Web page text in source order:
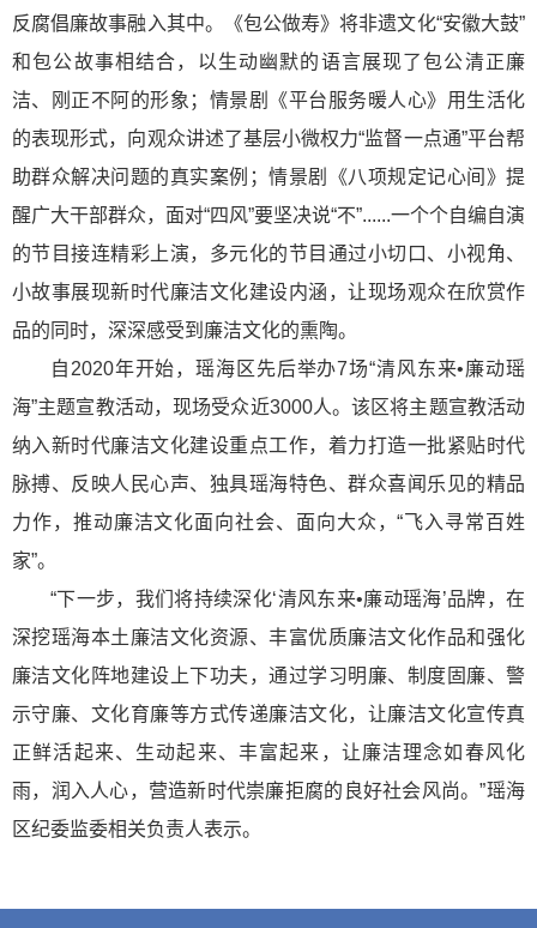
反腐倡廉故事融入其中。《包公做寿》将非遗文化“安徽大鼓”
和包公故事相结合，以生动幽默的语言展现了包公清正廉
洁、刚正不阿的形象；情景剧《平台服务暖人心》用生活化
的表现形式，向观众讲述了基层小微权力“监督一点通”平台帮
助群众解决问题的真实案例；情景剧《八项规定记心间》提
醒广大干部群众，面对“四风”要坚决说“不”......一个个自编自演
的节目接连精彩上演，多元化的节目通过小切口、小视角、
小故事展现新时代廉洁文化建设内涵，让现场观众在欣赏作
品的同时，深深感受到廉洁文化的熏陶。
自2020年开始，瑶海区先后举办7场“清风东来•廉动瑶
海”主题宣教活动，现场受众近3000人。该区将主题宣教活动
纳入新时代廉洁文化建设重点工作，着力打造一批紧贴时代
脉搏、反映人民心声、独具瑶海特色、群众喜闻乐见的精品
力作，推动廉洁文化面向社会、面向大众，“飞入寻常百姓
家”。
“下一步，我们将持续深化‘清风东来•廉动瑶海’品牌，在
深挖瑶海本土廉洁文化资源、丰富优质廉洁文化作品和强化
廉洁文化阵地建设上下功夫，通过学习明廉、制度固廉、警
示守廉、文化育廉等方式传递廉洁文化，让廉洁文化宣传真
正鲜活起来、生动起来、丰富起来，让廉洁理念如春风化
雨，润入人心，营造新时代崇廉拒腐的良好社会风尚。”瑶海
区纪委监委相关负责人表示。